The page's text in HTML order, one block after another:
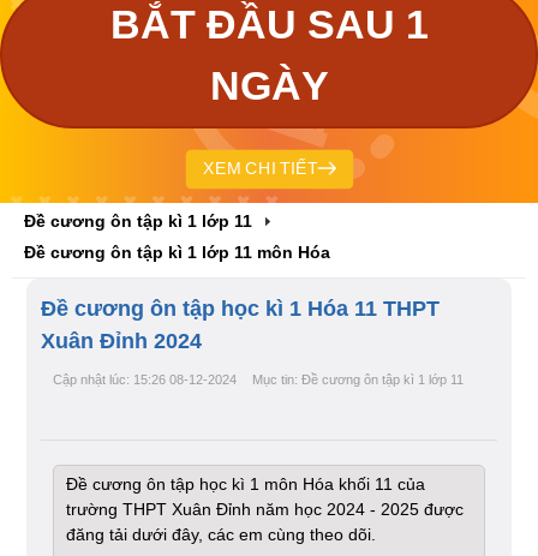
BẮT ĐẦU SAU 1
NGÀY
XEM CHI TIẾT
Đề cương ôn tập kì 1 lớp 11
Đề cương ôn tập kì 1 lớp 11 môn Hóa
Đề cương ôn tập học kì 1 Hóa 11 THPT
Xuân Đỉnh 2024
Cập nhật lúc: 15:26 08-12-2024 Mục tin: Đề cương ôn tập kì 1 lớp 11
Đề cương ôn tập học kì 1 môn Hóa khối 11 của
trường THPT Xuân Đỉnh năm học 2024 - 2025 được
đăng tải dưới đây, các em cùng theo dõi.